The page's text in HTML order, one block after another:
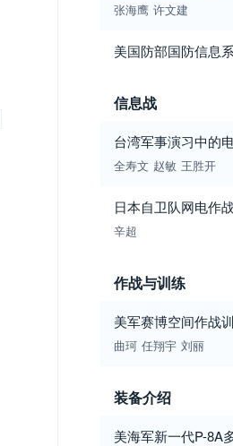
张海鹰 许文建
美国防部国防信息
信息战
台湾军事演习中的
全寿文 赵敏 王胜开
日本自卫队网电作
辛超
作战与训练
美军赛博空间作战
曲珂 任翔宇 刘丽
装备介绍
美海军新一代P-8A